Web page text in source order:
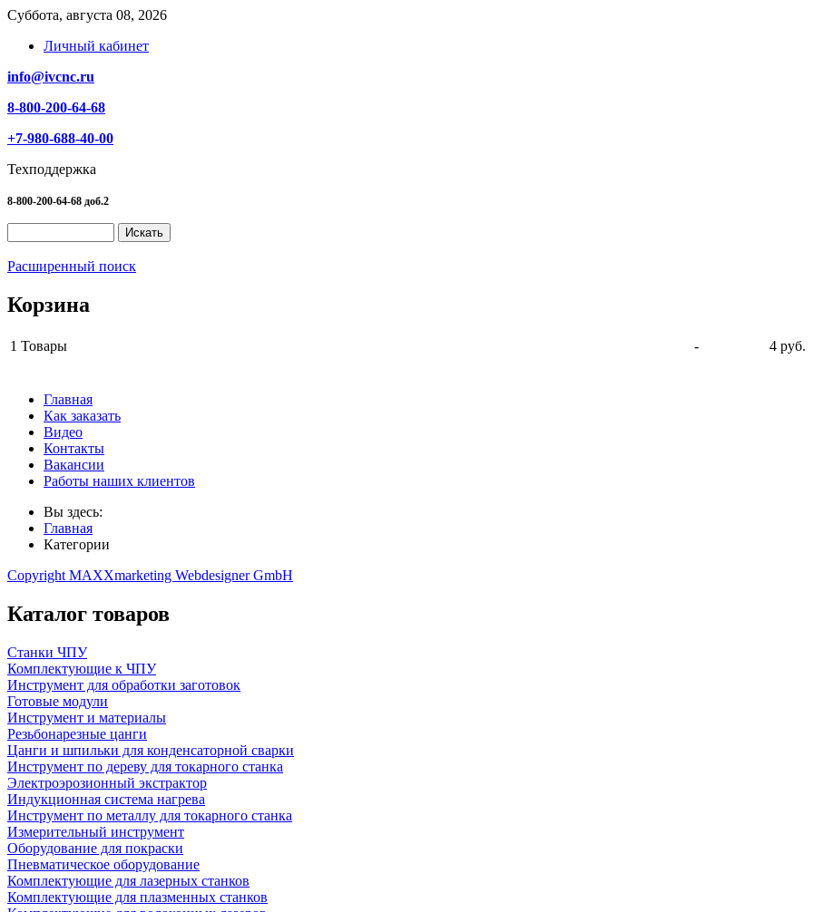
Суббота, августа 08, 2026
Личный кабинет
info@ivcnc.ru
8-800-200-64-68
+7-980-688-40-00
Техподдержка
8-800-200-64-68 доб.2
Расширенный поиск
Корзина
1 Товары -
4 руб.
Главная
Как заказать
Видео
Контакты
Вакансии
Работы наших клиентов
Вы здесь:
Главная
Категории
Copyright MAXXmarketing Webdesigner GmbH
Каталог товаров
Станки ЧПУ
Комплектующие к ЧПУ
Инструмент для обработки заготовок
Готовые модули
Инструмент и материалы
Резьбонарезные цанги
Цанги и шпильки для конденсаторной сварки
Инструмент по дереву для токарного станка
Электроэрозионный экстрактор
Индукционная система нагрева
Инструмент по металлу для токарного станка
Измерительный инструмент
Оборудование для покраски
Пневматическое оборудование
Комплектующие для лазерных станков
Комплектующие для плазменных станков